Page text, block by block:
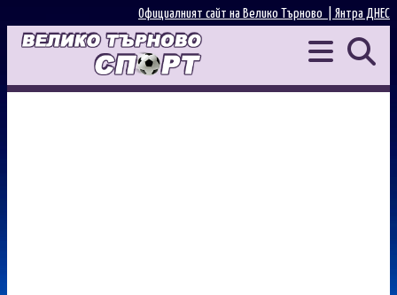
Янтра ДНЕС
Официалният сайт на Велико Търново |